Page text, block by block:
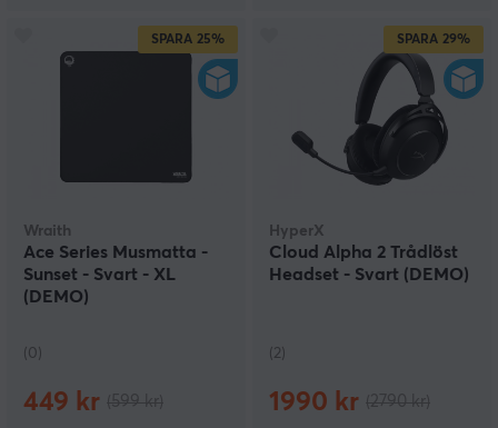
SPARA 25%
Wraith
Ace Series Musmatta -
Sunset - Svart - XL
(DEMO)
(0)
449 kr
SPARA 29%
HyperX
Cloud Alpha 2 Trådlöst
Headset - Svart (DEMO)
(2)
1990 kr